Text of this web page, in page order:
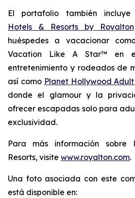
El portafolio también incluye
Hotels & Resorts by Royalton
huéspedes a vacacionar
Vacation Like A Star™ en
entretenimiento y rodeados de
así como Planet Hollywood
donde el glamour y la
ofrecer escapadas solo para
exclusividad.
Para más información sobre
Resorts, visite www.royalton.com.
Una foto asociada con este
está disponible en: